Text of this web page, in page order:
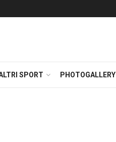
SPORT PHOTOGALLERY